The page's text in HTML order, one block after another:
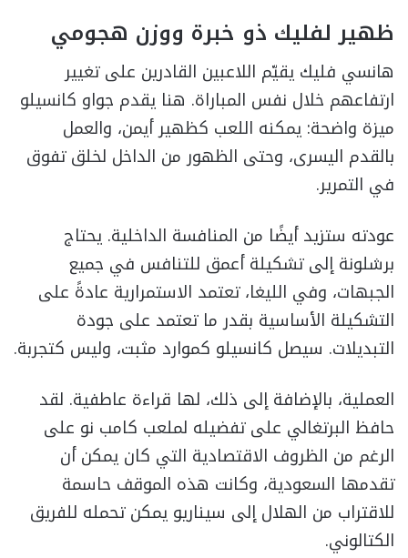
ظهير لفليك ذو خبرة ووزن هجومي
هانسي فليك يقيّم اللاعبين القادرين على تغيير
ارتفاعهم خلال نفس المباراة. هنا يقدم جواو كانسيلو
ميزة واضحة: يمكنه اللعب كظهير أيمن، والعمل
بالقدم اليسرى، وحتى الظهور من الداخل لخلق تفوق
في التمرير.
عودته ستزيد أيضًا من المنافسة الداخلية. يحتاج
برشلونة إلى تشكيلة أعمق للتنافس في جميع
الجبهات، وفي الليغا، تعتمد الاستمرارية عادةً على
التشكيلة الأساسية بقدر ما تعتمد على جودة
التبديلات. سيصل كانسيلو كموارد مثبت، وليس كتجربة.
العملية، بالإضافة إلى ذلك، لها قراءة عاطفية. لقد
حافظ البرتغالي على تفضيله لملعب كامب نو على
الرغم من الظروف الاقتصادية التي كان يمكن أن
تقدمها السعودية، وكانت هذه الموقف حاسمة
للاقتراب من الهلال إلى سيناريو يمكن تحمله للفريق
الكتالوني.